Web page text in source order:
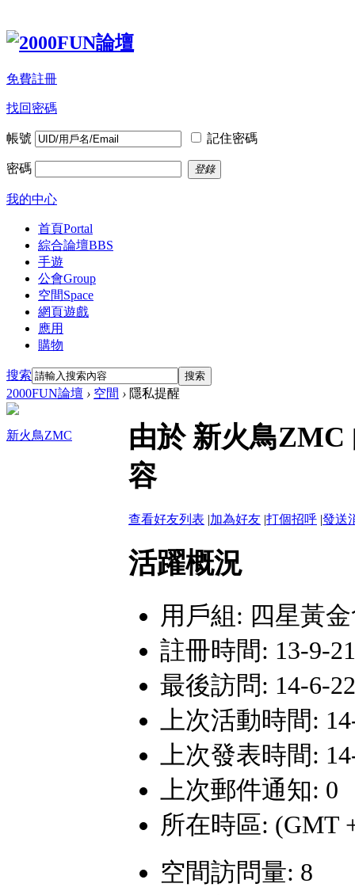
免費註冊
找回密碼
帳號 記住密碼
密碼 登錄
我的中心
首頁Portal
綜合論壇BBS
手遊
公會Group
空間Space
網頁遊戲
應用
購物
搜索 搜索
2000FUN論壇 › 空間 › 隱私提醒
新火鳥ZMC
由於 新火鳥ZMC
容
查看好友列表 |加為好友 |打個招呼 |發送
活躍概況
用戶組: 四星黃
註冊時間: 13-9-
最後訪問: 14-6-
上次活動時間:
上次發表時間:
上次郵件通知: 0
所在時區: (GMT
空間訪問量: 8